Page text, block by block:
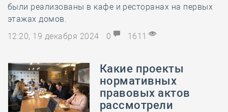
были реализованы в кафе и ресторанах на первых
этажах домов.
12:20, 19 декабря 2024
0 1611
Какие проекты
нормативных
правовых актов
рассмотрели